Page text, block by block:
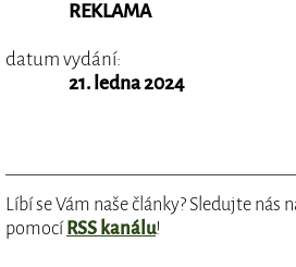
REKLAMA
datum vydání:
21. ledna 2024
Líbí se Vám naše články? Sledujte nás
pomocí RSS kanálu!